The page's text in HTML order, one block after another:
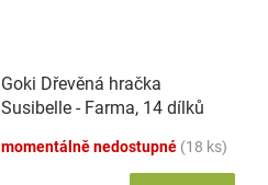
Goki Dřevěná hračka
Susibelle - Farma, 14 dílků
momentálně nedostupné (18 ks)